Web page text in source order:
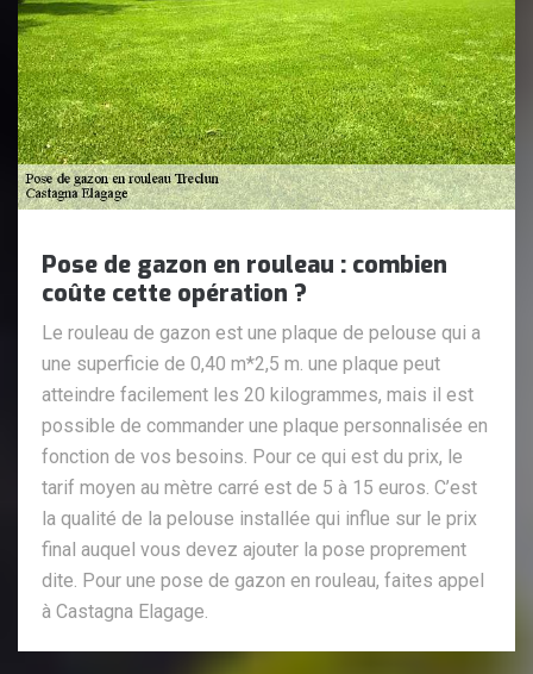
Pose de gazon en rouleau : combien
coûte cette opération ?
Le rouleau de gazon est une plaque de pelouse qui a
une superficie de 0,40 m*2,5 m. une plaque peut
atteindre facilement les 20 kilogrammes, mais il est
possible de commander une plaque personnalisée en
fonction de vos besoins. Pour ce qui est du prix, le
tarif moyen au mètre carré est de 5 à 15 euros. C’est
la qualité de la pelouse installée qui influe sur le prix
final auquel vous devez ajouter la pose proprement
dite. Pour une pose de gazon en rouleau, faites appel
à Castagna Elagage.